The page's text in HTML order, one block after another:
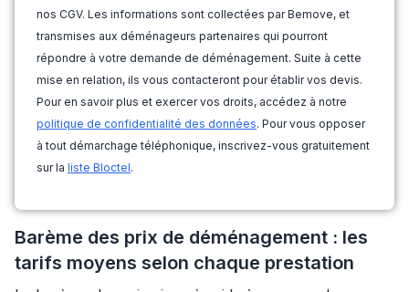
nos CGV. Les informations sont collectées par Bemove, et
transmises aux déménageurs partenaires qui pourront
répondre à votre demande de déménagement. Suite à cette
mise en relation, ils vous contacteront pour établir vos devis.
Pour en savoir plus et exercer vos droits, accédez à notre
politique de confidentialité des données. Pour vous opposer
à tout démarchage téléphonique, inscrivez-vous gratuitement
sur la liste Bloctel.
Barème des prix de déménagement : les
tarifs moyens selon chaque prestation